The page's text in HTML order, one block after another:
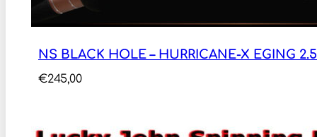
NS BLACK HOLE – HURRICANE-X EGING
€245,00